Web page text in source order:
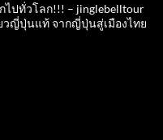
ปทั่วโลก!!! – jinglebelltour
วญี่ปุ่นแท้ จากญี่ปุ่นสู่เมืองไทย